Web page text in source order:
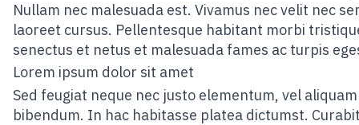
Nullam nec malesuada est. Vivamus nec velit nec
laoreet cursus. Pellentesque habitant morbi
senectus et netus et malesuada fames ac turpis
Lorem ipsum dolor sit amet
Sed feugiat neque nec justo elementum, vel
bibendum. In hac habitasse platea dictumst.